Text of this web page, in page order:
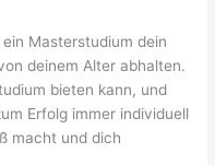
Masterstudium dein
deinem Alter abhalten.
bieten kann, und
Erfolg immer individuell
macht und dich